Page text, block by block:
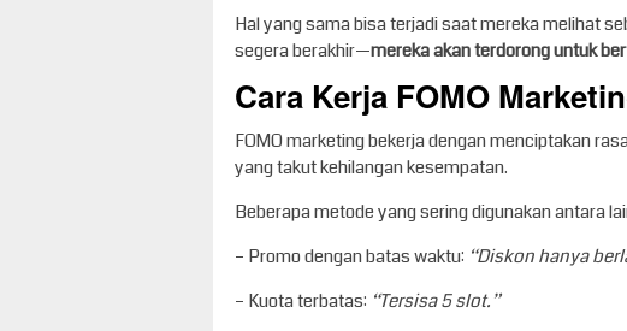
Hal yang sama bisa terjadi saat mereka melihat
segera berakhir—mereka akan terdorong untuk
Cara Kerja FOMO
FOMO marketing bekerja dengan menciptakan
yang takut kehilangan kesempatan.
Beberapa metode yang sering digunakan antara
– Promo dengan batas waktu: “Diskon hanya
– Kuota terbatas: “Tersisa 5 slot.”